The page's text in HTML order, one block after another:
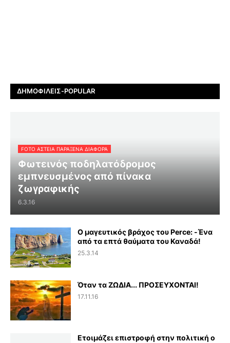
ΔΗΜΟΦΙΛΕΊΣ-POPULAR
FOTO ΑΣΤΕΙΑ ΠΑΡΑΞΕΝΑ ΔΙΑΦΟΡΑ
Φωτεινός ποδηλατόδρομος
εμπνευσμένος από πίνακα
ζωγραφικής
6.3.16
Ο μαγευτικός βράχος του Perce: -Ένα
από τα επτά θαύματα του Καναδά!
25.3.14
Όταν τα ΖΩΔΙΑ... ΠΡΟΣΕΥΧΟΝΤΑΙ!
17.11.16
Ετοιμάζει επιστροφή στην πολιτική ο